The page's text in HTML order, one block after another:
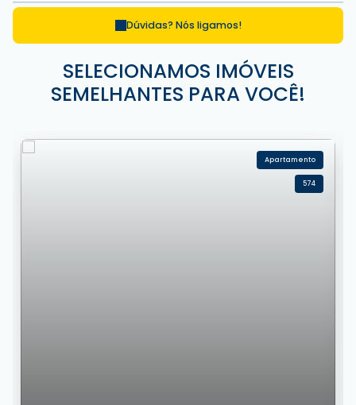
Dúvidas? Nós ligamos!
SELECIONAMOS IMÓVEIS
SEMELHANTES PARA VOCÊ!
Apartamento
574